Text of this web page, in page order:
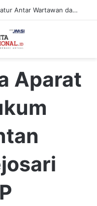
Wali Kota Batu Buka Turnamen Catur Antar Wartawan dan Instansi
Aparat